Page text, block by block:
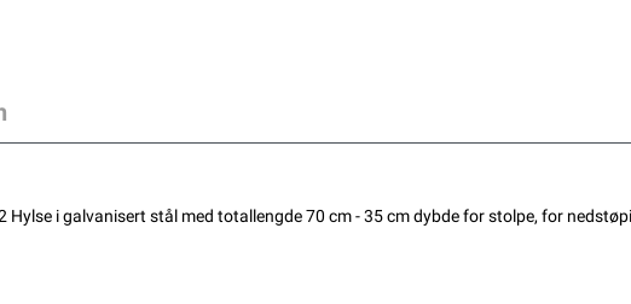
i galvanisert stål med totallengde 70 cm - 35 cm dybde for stolpe, for